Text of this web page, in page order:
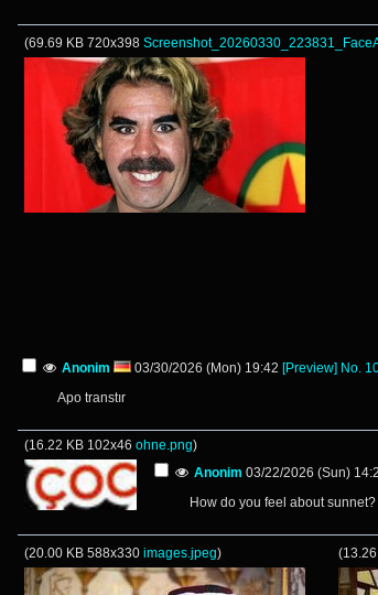
(69.69 KB 720x398
Anonim 03/30/2026 (Mon) 19:42 [Preview] No.
Apo transtır
(16.22 KB 102x46 ohne.png)
Anonim 03/22/2026 (Sun)
How do you feel about sunnet?
(20.00 KB 588x330 images.jpeg) (